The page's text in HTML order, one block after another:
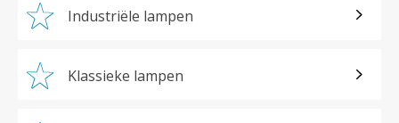
Industriële lampen
Klassieke lampen